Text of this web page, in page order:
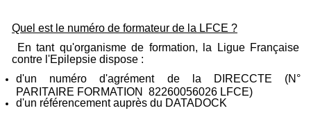
Quel est le numéro de formateur de la LFCE ?
En tant qu'organisme de formation, la Ligue Française
contre l'Epilepsie dispose :
d'un numéro d'agrément de la DIRECCTE (N°
PARITAIRE FORMATION 82260056026 LFCE)
d'un référencement auprès du DATADOCK